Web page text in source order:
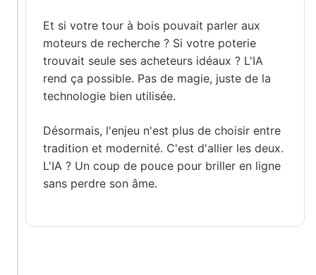
Et si votre tour à bois pouvait parler aux
moteurs de recherche ? Si votre poterie
trouvait seule ses acheteurs idéaux ? L'IA
rend ça possible. Pas de magie, juste de la
technologie bien utilisée.
Désormais, l'enjeu n'est plus de choisir entre
tradition et modernité. C'est d'allier les deux.
L'IA ? Un coup de pouce pour briller en ligne
sans perdre son âme.